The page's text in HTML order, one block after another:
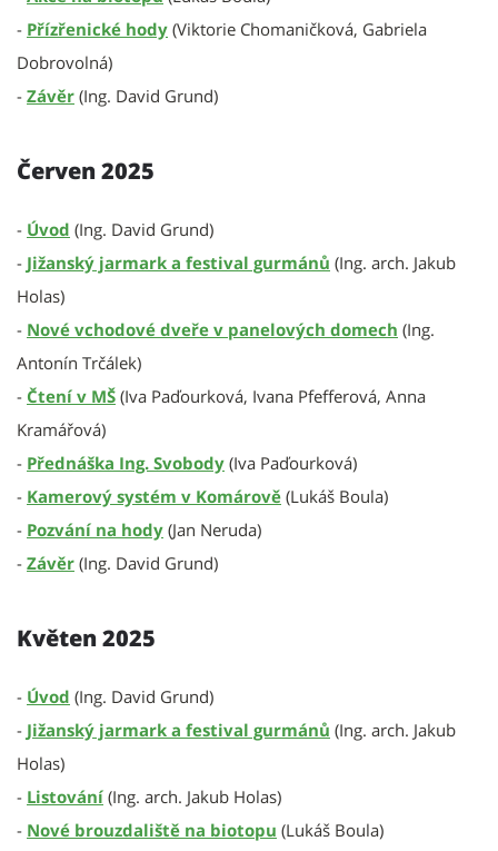
- Přízřenické hody (Viktorie Chomaničková, Gabriela
Dobrovolná)
- Závěr (Ing. David Grund)
Červen 2025
- Úvod (Ing. David Grund)
- Jižanský jarmark a festival gurmánů (Ing. arch. Jakub
Holas)
- Nové vchodové dveře v panelových domech (Ing.
Antonín Trčálek)
- Čtení v MŠ (Iva Paďourková, Ivana Pfefferová, Anna
Kramářová)
- Přednáška Ing. Svobody (Iva Paďourková)
- Kamerový systém v Komárově (Lukáš Boula)
- Pozvání na hody (Jan Neruda)
- Závěr (Ing. David Grund)
Květen 2025
- Úvod (Ing. David Grund)
- Jižanský jarmark a festival gurmánů (Ing. arch. Jakub
Holas)
- Listování (Ing. arch. Jakub Holas)
- Nové brouzdaliště na biotopu (Lukáš Boula)